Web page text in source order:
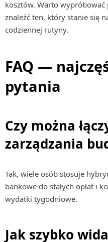
kosztów. Warto
znaleźć ten, który stanie się
codziennej rutyny.
FAQ —
pytania
Czy można
zarządzania
Tak, wiele osób stosuje
bankowe do stałych opłat i
wydatki tygodniowe.
Jak szybko